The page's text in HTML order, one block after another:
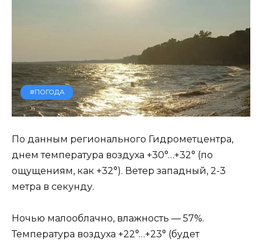
#ПОГОДА
По данным регионального Гидрометцентра,
днем температура воздуха +30°…+32° (по
ощущениям, как +32°). Ветер западный, 2-3
метра в секунду.
Ночью малооблачно, влажность — 57%.
Температура воздуха +22°…+23° (будет